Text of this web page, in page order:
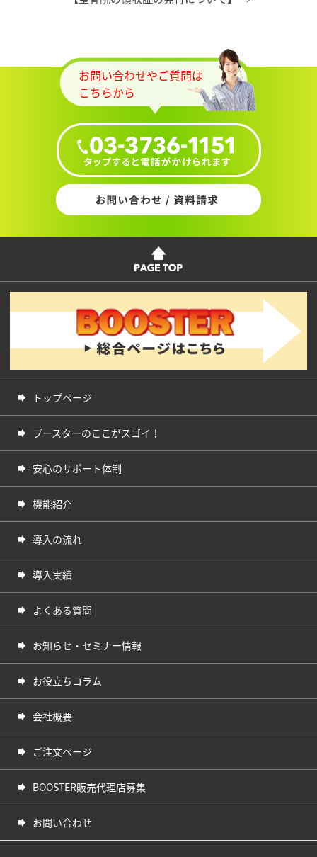
お問い合わせやご質問は
こちらから
トップページ
ブースターのここがスゴイ！
安心のサポート体制
機能紹介
導入の流れ
導入実績
よくある質問
お知らせ・セミナー情報
お役立ちコラム
会社概要
ご注文ページ
BOOSTER販売代理店募集
お問い合わせ